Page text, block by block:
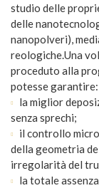
studio delle
delle
nanopolveri),
reologiche.Una
proceduto alla
potesse garantire:
la miglior
senza sprechi;
il controllo
della geometria
irregolarità del
la totale